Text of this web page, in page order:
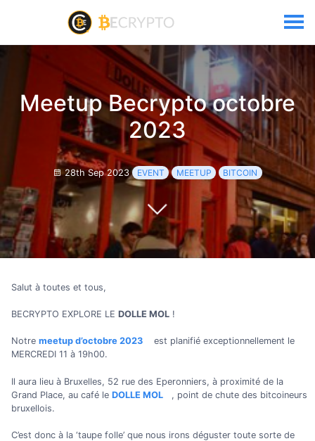
Meetup Becrypto octobre
2023
28th Sep 2023 EVENT MEETUP BITCOIN
Salut à toutes et tous,
BECRYPTO EXPLORE LE DOLLE MOL !
Notre meetup d’octobre 2023
est planifié exceptionnellement le
MERCREDI 11 à 19h00.
Il aura lieu à Bruxelles, 52 rue des Eperonniers, à proximité de la
Grand Place, au café le DOLLE MOL
, point de chute des bitcoineurs
bruxellois.
C’est donc à la ‘taupe folle’ que nous irons déguster toute sorte de